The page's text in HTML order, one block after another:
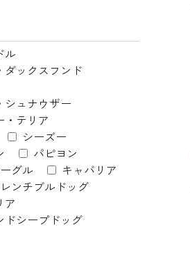
ル
ダックスフンド
シュナウザー
・テリア
シーズー
パピヨン
グル
キャバリア
ンチブルドッグ
ア
ドシープドッグ